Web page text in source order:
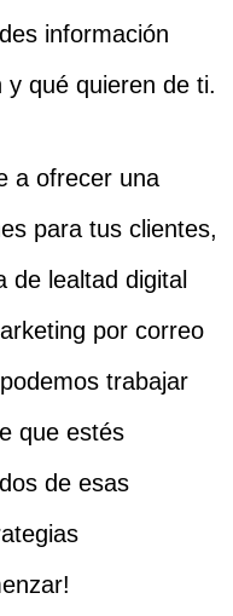
información
qué quieren de ti.
a ofrecer una
para tus clientes,
de lealtad digital
por correo
trabajar
que estés
de esas